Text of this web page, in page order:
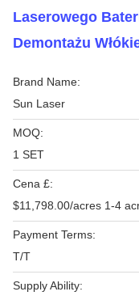
Laserowego
Demontażu
Brand Name:
Sun Laser
MOQ:
1 SET
Cena £:
$11,798.00/acres 1-4
Payment Terms:
T/T
Supply Ability: